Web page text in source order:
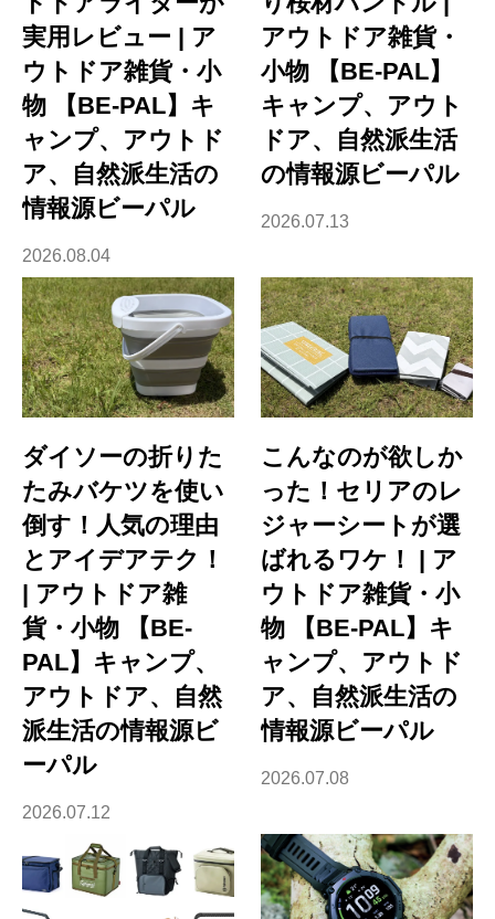
実用レビュー | ア
ウトドア雑貨・小
物 【BE-PAL】キ
ャンプ、アウトド
ア、自然派生活の
情報源ビーパル
2026.08.04
アウトドア雑貨・
小物 【BE-PAL】
キャンプ、アウト
ドア、自然派生活
の情報源ビーパル
2026.07.13
ダイソーの折りた
たみバケツを使い
倒す！人気の理由
とアイデアテク！
| アウトドア雑
貨・小物 【BE-
PAL】キャンプ、
アウトドア、自然
派生活の情報源ビ
ーパル
2026.07.12
こんなのが欲しか
った！セリアのレ
ジャーシートが選
ばれるワケ！ | ア
ウトドア雑貨・小
物 【BE-PAL】キ
ャンプ、アウトド
ア、自然派生活の
情報源ビーパル
2026.07.08